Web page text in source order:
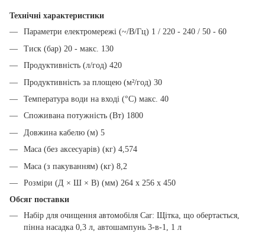
Технічні характеристики
Параметри електромережі (~/В/Гц) 1 / 220 - 240 / 50 - 60
Тиск (бар) 20 - макс. 130
Продуктивність (л/год) 420
Продуктивність за площею (м²/год) 30
Температура води на вході (°C) макс. 40
Споживана потужність (Вт) 1800
Довжина кабелю (м) 5
Маса (без аксесуарів) (кг) 4,574
Маса (з пакуванням) (кг) 8,2
Розміри (Д × Ш × В) (мм) 264 x 256 x 450
Обсяг поставки
Набір для очищення автомобіля Car: Щітка, що обертається,
пінна насадка 0,3 л, автошампунь 3-в-1, 1 л